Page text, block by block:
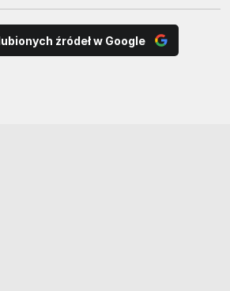
źródeł w Google